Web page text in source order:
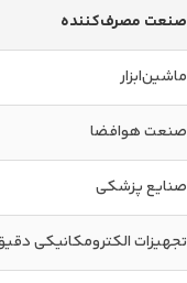
صنعت مصرف‌کننده
ماشین‌ابزار
صنعت هوافضا
صنایع پزشکی
تجهیزات الکترومکانیکی